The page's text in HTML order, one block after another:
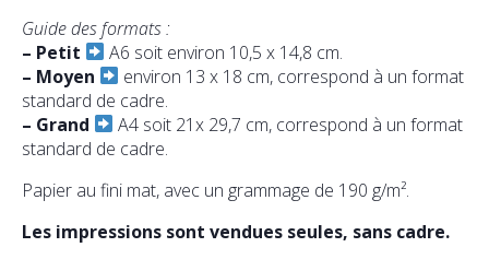
Guide des formats :
– Petit
A6 soit environ 10,5 x 14,8 cm.
– Moyen
environ 13 x 18 cm, correspond à un format
standard de cadre.
– Grand
A4 soit 21x 29,7 cm, correspond à un format
standard de cadre.
Papier au fini mat, avec un grammage de 190 g/m².
Les impressions sont vendues seules, sans cadre.